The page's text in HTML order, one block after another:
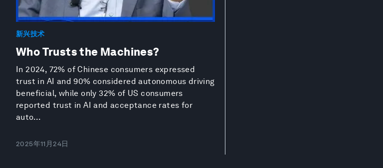
新兴技术
Who Trusts the Machines?
In 2024, 72% of Chinese consumers expressed
trust in AI and 90% considered autonomous driving
beneficial, while only 32% of US consumers
reported trust in AI and acceptance rates for
auto...
2025年11月24日